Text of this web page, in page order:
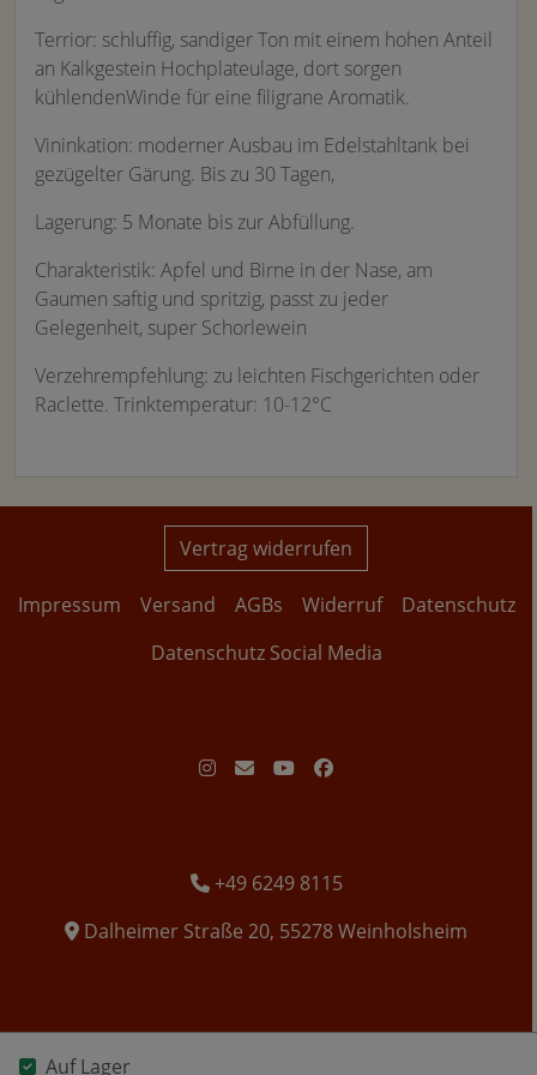
Auf Lager
Terrior: schluffig, sandiger Ton mit einem hohen Anteil
an Kalkgestein Hochplateulage, dort sorgen
kühlendenWinde für eine filigrane Aromatik.
Vininkation: moderner Ausbau im Edelstahltank bei
gezügelter Gärung. Bis zu 30 Tagen,
Lagerung: 5 Monate bis zur Abfüllung.
Charakteristik: Apfel und Birne in der Nase, am
Gaumen saftig und spritzig, passt zu jeder
Gelegenheit, super Schorlewein
Verzehrempfehlung: zu leichten Fischgerichten oder
Raclette. Trinktemperatur: 10-12°C
Vertrag widerrufen
Impressum Versand AGBs Widerruf
Datenschutz
Datenschutz Social Media
+49 6249 8115
Dalheimer Straße 20, 55278 Weinholsheim